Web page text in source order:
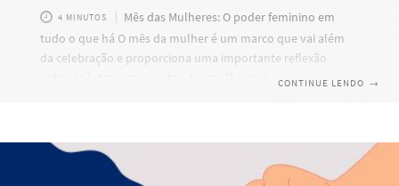
4 MINUTOS
Mês das Mulheres: O poder feminino em
tudo o que há O mês da mulher é um marco que vai além
da celebração e proporciona uma importante reflexão
sobre as lutas e conquistas das mulheres durante a história.
campanha é sobre a importância de fazer parte de uma
sociedade igualitária, fortalecendo a
CONTINUE LENDO →